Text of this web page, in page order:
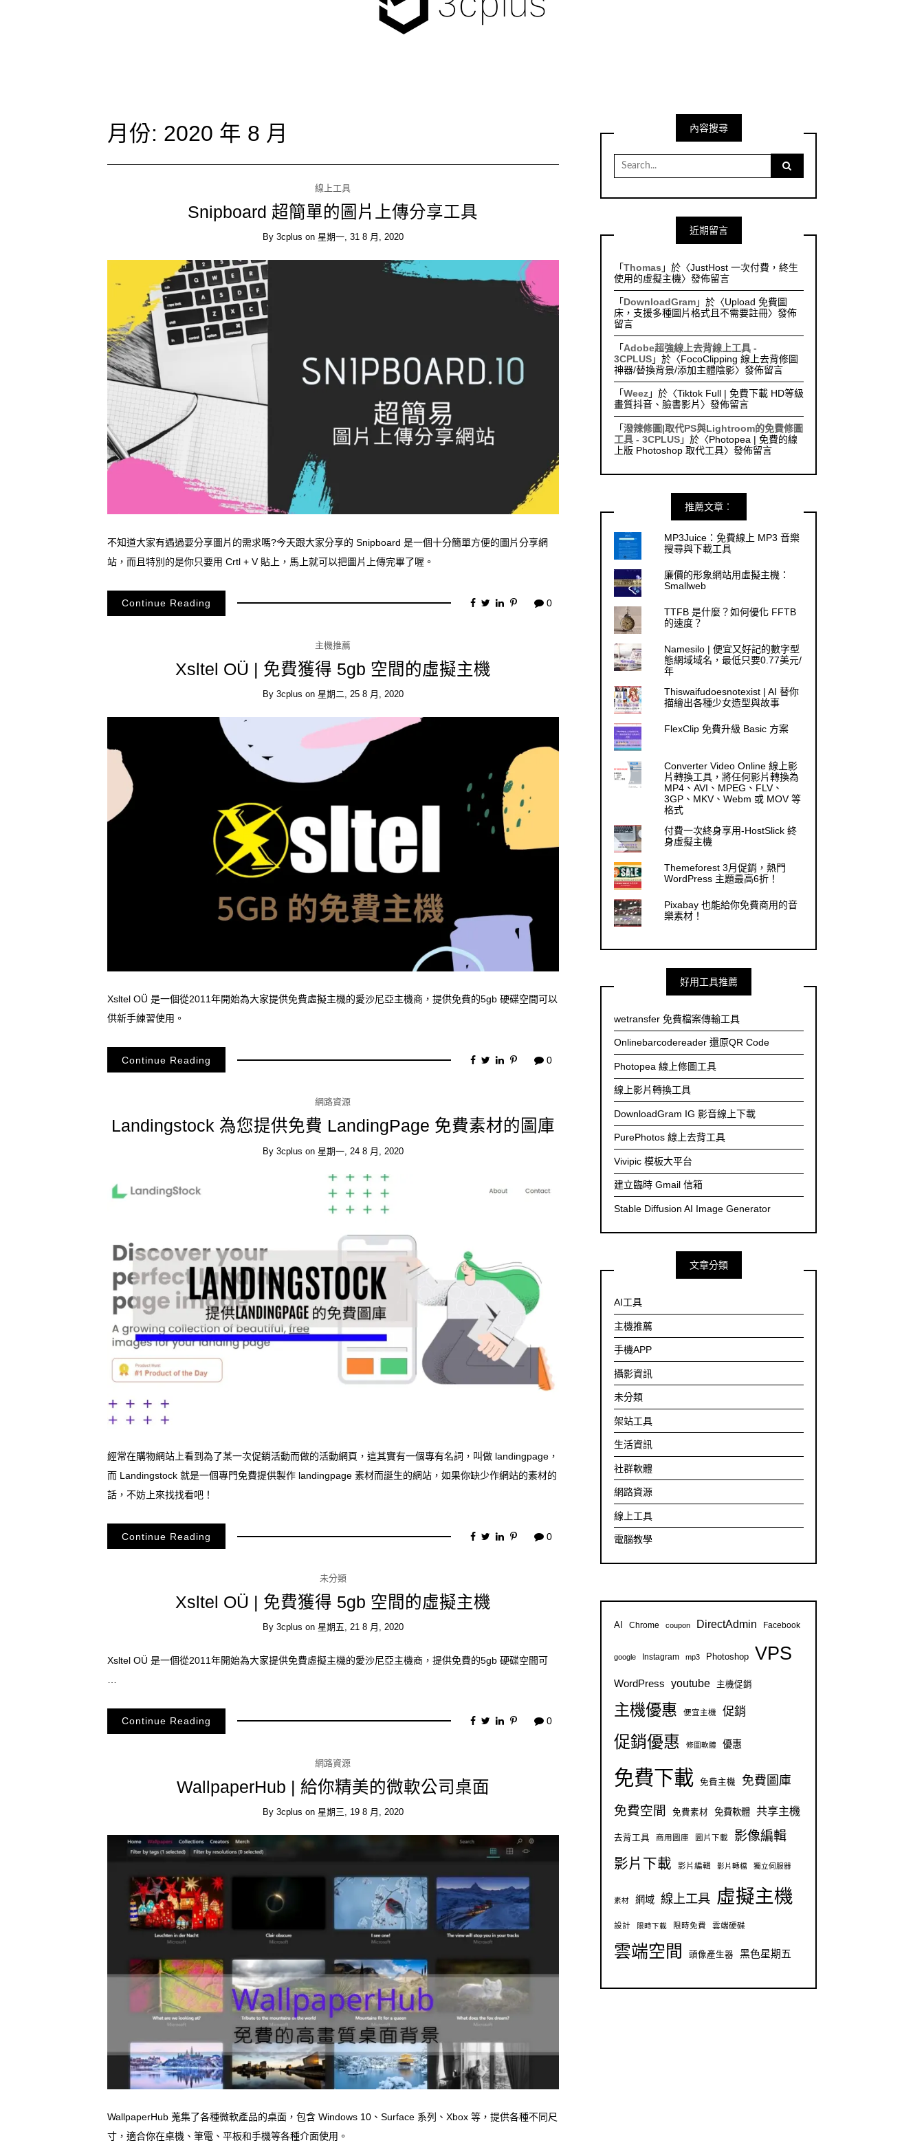
月份: 2020 年 8 月
線上工具
Snipboard 超簡單的圖片上傳分享工具
By 3cplus on 星期一, 31 8 月, 2020
不知道大家有遇過要分享圖片的需求嗎?今天跟大家分享的 Snipboard 是一個十分簡單方便的圖片分享網
站，而且特別的是你只要用 Crtl + V 貼上，馬上就可以把圖片上傳完畢了喔。
Continue Reading 0
主機推薦
Xsltel OÜ | 免費獲得 5gb 空間的虛擬主機
By 3cplus on 星期二, 25 8 月, 2020
Xsltel OÜ 是一個從2011年開始為大家提供免費虛擬主機的愛沙尼亞主機商，提供免費的5gb 硬碟空間可以
供新手練習使用。
Continue Reading 0
網路資源
Landingstock 為您提供免費 LandingPage 免費素材的圖庫
By 3cplus on 星期一, 24 8 月, 2020
經常在購物網站上看到為了某一次促銷活動而做的活動網頁，這其實有一個專有名詞，叫做 landingpage，
而 Landingstock 就是一個專門免費提供製作 landingpage 素材而誕生的網站，如果你缺少作網站的素材的
話，不妨上來找找看吧！
Continue Reading 0
未分類
Xsltel OÜ | 免費獲得 5gb 空間的虛擬主機
By 3cplus on 星期五, 21 8 月, 2020
Xsltel OÜ 是一個從2011年開始為大家提供免費虛擬主機的愛沙尼亞主機商，提供免費的5gb 硬碟空間可
Continue Reading 0
網路資源
WallpaperHub | 給你精美的微軟公司桌面
By 3cplus on 星期三, 19 8 月, 2020
WallpaperHub 蒐集了各種微軟產品的桌面，包含 Windows 10、Surface 系列、Xbox 等，提供各種不同尺
寸，適合你在桌機、筆電、平板和手機等各種介面使用。
內容搜尋
Search
for:
近期留言
「Thomas 」於〈JustHost 一次付費，終生
使用的虛擬主機〉發佈留言
「 DownloadGram」於〈Upload 免費圖
床，支援多種圖片格式且不需要註冊〉發佈
留言
「 Adobe超強線上去背線上工具 -
3CPLUS」於〈FocoClipping 線上去背修圖
神器/替換背景/添加主體陰影〉發佈留言
「Weez」於〈Tiktok Full | 免費下載 HD等級
畫質抖音、臉書影片 〉發佈留言
「潑辣修圖|取代PS與Lightroom的免費修圖
工具 - 3CPLUS」於〈Photopea | 免費的線
上版 Photoshop 取代工具〉發佈留言
推薦文章︰
MP3Juice：免費線上 MP3 音樂
搜尋與下載工具
廉價的形象網站用虛擬主機：
Smallweb
TTFB 是什麼？如何優化 FFTB
的速度？
Namesilo | 便宜又好記的數字型
態網域域名，最低只要0.77美元/
年
Thiswaifudoesnotexist | AI 替你
描繪出各種少女造型與故事
FlexClip 免費升級 Basic 方案
Converter Video Online 線上影
片轉換工具，將任何影片轉換為
MP4、AVI、MPEG、FLV、
3GP、MKV、Webm 或 MOV 等
格式
付費一次終身享用-HostSlick 終
身虛擬主機
Themeforest 3月促銷，熱門
WordPress 主題最高6折！
Pixabay 也能給你免費商用的音
樂素材！
好用工具推薦
wetransfer 免費檔案傳輸工具
Onlinebarcodereader 還原QR Code
Photopea 線上修圖工具
線上影片轉換工具
DownloadGram IG 影音線上下載
PurePhotos 線上去背工具
Vivipic 模板大平台
建立臨時 Gmail 信箱
Stable Diffusion AI Image Generator
文章分類
AI工具
主機推薦
手機APP
攝影資訊
未分類
架站工具
生活資訊
社群軟體
網路資源
線上工具
電腦教學
AI Chrome coupon DirectAdmin Facebook
google Instagram mp3 Photoshop VPS
WordPress youtube 主機促銷
主機優惠 便宜主機 促銷
促銷優惠 修圖軟體 優惠
免費下載 免費主機 免費圖庫
免費空間 免費素材 免費軟體 共享主機
去背工具 商用圖庫 圖片下載 影像編輯
影片下載 影片編輯 影片轉檔 獨立伺服器
素材 網域 線上工具 虛擬主機
設計 限時下載 限時免費 雲端硬碟
雲端空間 頭像產生器 黑色星期五